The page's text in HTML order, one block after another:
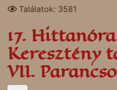
Találatok: 3581
17.
Keresztény
VII.